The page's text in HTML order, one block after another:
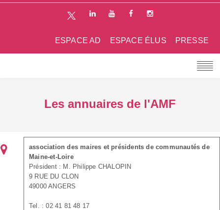
PRESSE
ESPACE ÉLUS
ESPACE AD
Les annuaires de l'AMF
association des maires et présidents de communautés de
Maine-et-Loire
Président : M. Philippe CHALOPIN
9 RUE DU CLON
49000 ANGERS
Tel. : 02 41 81 48 17